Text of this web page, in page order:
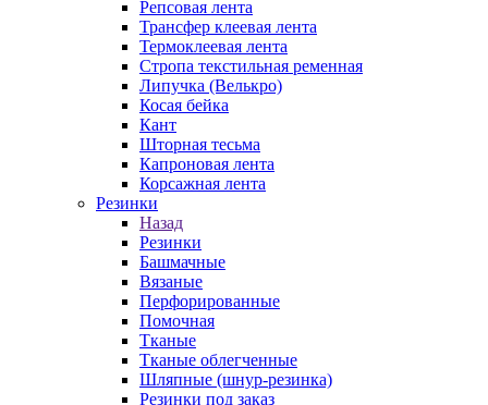
Репсовая лента
Трансфер клеевая лента
Термоклеевая лента
Стропа текстильная ременная
Липучка (Велькро)
Косая бейка
Кант
Шторная тесьма
Капроновая лента
Корсажная лента
Резинки
Назад
Резинки
Башмачные
Вязаные
Перфорированные
Помочная
Тканые
Тканые облегченные
Шляпные (шнур-резинка)
Резинки под заказ